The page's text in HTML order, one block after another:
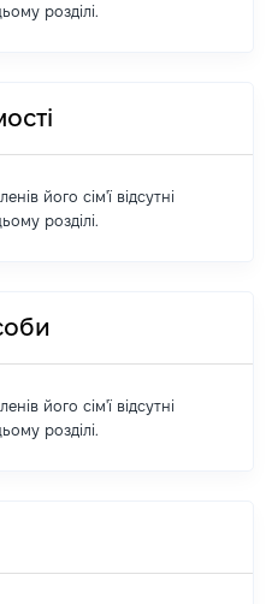
розділі.
його сім'ї відсутні
розділі.
його сім'ї відсутні
розділі.